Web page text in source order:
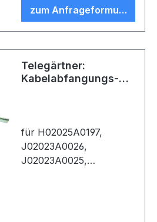
zum Anfrageformular
Telegärtner:
Kabelabfangungs-
für H02025A0197,
J02023A0026,
J02023A0025,